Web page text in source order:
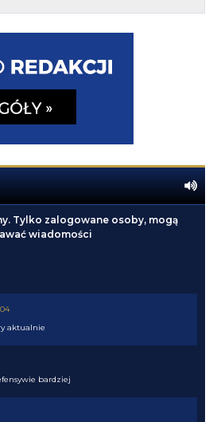
Tylko zalogowane osoby, mogą
wiadomości
aktualnie
bardziej